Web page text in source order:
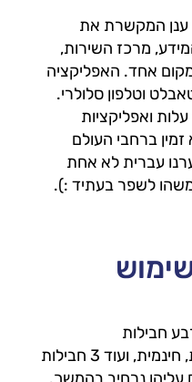
ענן המקשרת את
מרכז השירות,
אחד. האפליקציה
וטלפון סלולרי.
ואפליקציות
ברחבי העולם
עברית לא אחת
לשפר בעתיד :).
חבילות
לפלטפורמת: חבילה בסיסית, חינמית, ועוד 3 חבילות
עליהן נרחיב בהמשך.